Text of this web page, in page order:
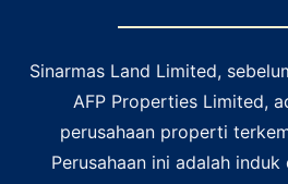
Sinarmas Land Limited,
AFP Properties Limited,
perusahaan properti
Perusahaan ini adalah